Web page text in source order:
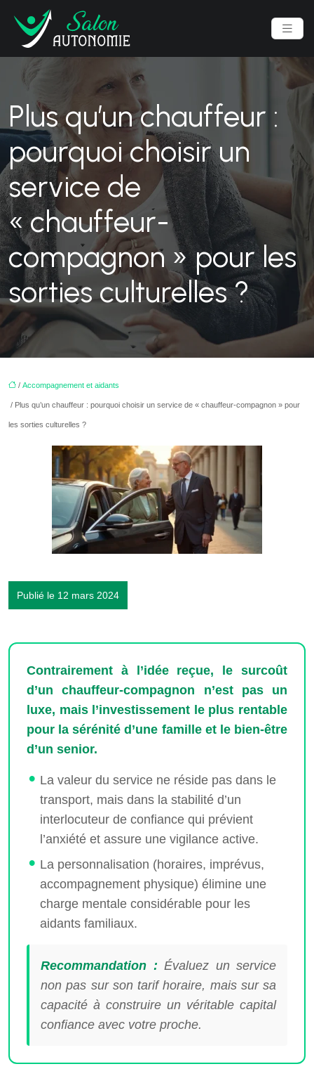
Plus qu’un chauffeur :
pourquoi choisir un
service de
« chauffeur-
compagnon » pour les
sorties culturelles ?
/ Accompagnement et aidants
/ Plus qu’un chauffeur : pourquoi choisir un service de « chauffeur-compagnon » pour
les sorties culturelles ?
Publié le 12 mars 2024
Contrairement à l’idée reçue, le surcoût
d’un chauffeur-compagnon n’est pas un
luxe, mais l’investissement le plus rentable
pour la sérénité d’une famille et le bien-être
d’un senior.
La valeur du service ne réside pas dans le
transport, mais dans la stabilité d’un
interlocuteur de confiance qui prévient
l’anxiété et assure une vigilance active.
La personnalisation (horaires, imprévus,
accompagnement physique) élimine une
charge mentale considérable pour les
aidants familiaux.
Recommandation : Évaluez un service
non pas sur son tarif horaire, mais sur sa
capacité à construire un véritable capital
confiance avec votre proche.